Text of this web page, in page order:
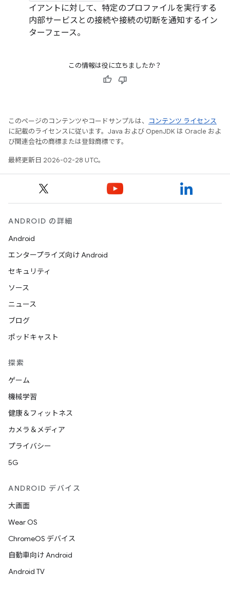
イアントに対して、特定のプロファイルを実行する
内部サービスとの接続や接続の切断を通知するイン
ターフェース。
この情報は役に立ちましたか？
このページのコンテンツやコードサンプルは、
コンテンツ ライセンス
に記載のライセンスに従います。Java および OpenJDK は Oracle およ
び関連会社の商標または登録商標です。
最終更新日 2026-02-28 UTC。
ANDROID の詳細
Android
エンタープライズ向け Android
セキュリティ
ソース
ニュース
ブログ
ポッドキャスト
探索
ゲーム
機械学習
健康＆フィットネス
カメラ＆メディア
プライバシー
5G
ANDROID デバイス
大画面
Wear OS
ChromeOS デバイス
自動車向け Android
Android TV